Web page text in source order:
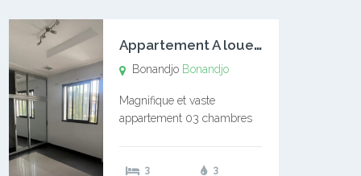
A
ppartement A louer Bonandjo
Bonandjo Bonandjo
Magnifique et vaste
appartement 03 chambres
douches 01 vaste salon 01
3
3